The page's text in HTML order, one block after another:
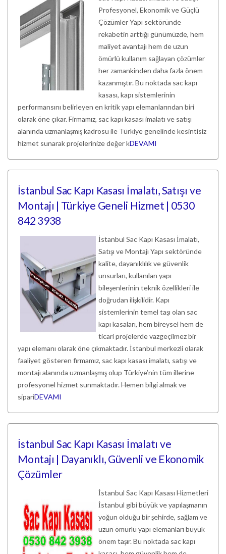
Profesyonel, Ekonomik ve Güçlü
Çözümler Yapı sektöründe
rekabetin arttığı günümüzde, hem
maliyet avantajı hem de uzun
ömürlü kullanım sağlayan çözümler
her zamankinden daha fazla önem
kazanmıştır. Bu noktada sac kapı
kasası, kapı sistemlerinin
performansını belirleyen en kritik yapı elemanlarından biri
olarak öne çıkar. Firmamız, sac kapı kasası imalatı ve satışı
alanında uzmanlaşmış kadrosu ile Türkiye genelinde kesintisiz
hizmet sunarak projelerinize değer kDEVAMI
İstanbul Sac Kapı Kasası İmalatı, Satışı ve
Montajı | Türkiye Geneli Hizmet | 0530
842 3938
İstanbul Sac Kapı Kasası İmalatı,
Satışı ve Montajı Yapı sektöründe
kalite, dayanıklılık ve güvenlik
unsurları, kullanılan yapı
bileşenlerinin teknik özellikleri ile
doğrudan ilişkilidir. Kapı
sistemlerinin temel taşı olan sac
kapı kasaları, hem bireysel hem de
ticari projelerde vazgeçilmez bir
yapı elemanı olarak öne çıkmaktadır. İstanbul merkezli olarak
faaliyet gösteren firmamız, sac kapı kasası imalatı, satışı ve
montajı alanında uzmanlaşmış olup Türkiye’nin tüm illerine
profesyonel hizmet sunmaktadır. Hemen bilgi almak ve
sipariDEVAMI
İstanbul Sac Kapı Kasası İmalatı ve
Montajı | Dayanıklı, Güvenli ve Ekonomik
Çözümler
İstanbul Sac Kapı Kasası Hizmetleri
İstanbul gibi büyük ve yapılaşmanın
yoğun olduğu bir şehirde, sağlam ve
uzun ömürlü yapı elemanları büyük
önem taşır. Bu noktada sac kapı